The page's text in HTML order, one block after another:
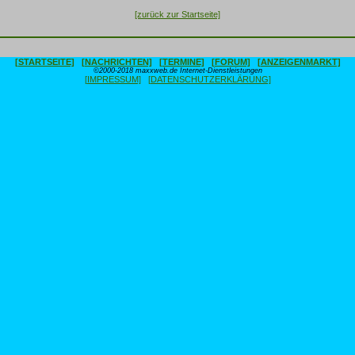
[zurück zur Startseite]
[STARTSEITE] [NACHRICHTEN] [TERMINE] [FORUM] [ANZEIGENMARKT]
©2000-2018 maxxweb.de Internet-Dienstleistungen
[IMPRESSUM] [DATENSCHUTZERKLÄRUNG]